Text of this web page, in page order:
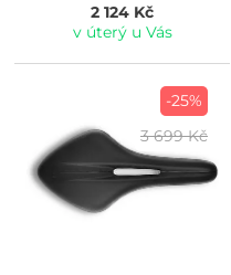
2 124 Kč
v úterý u Vás
-25%
3 699 Kč